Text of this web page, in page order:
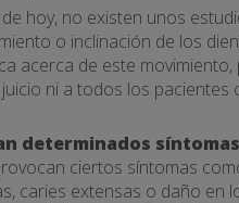
hoy, no existen unos
o inclinación de los
acerca de este
ni a todos los
determinados
ciertos síntomas
caries extensas o daño en